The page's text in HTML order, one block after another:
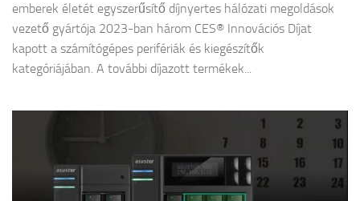
emberek életét egyszerűsítő díjnyertes hálózati megoldások
vezető gyártója 2023-ban három CES® Innovációs Díjat
kapott a számítógépes perifériák és kiegészítők
kategóriájában. A további díjazott termékek...